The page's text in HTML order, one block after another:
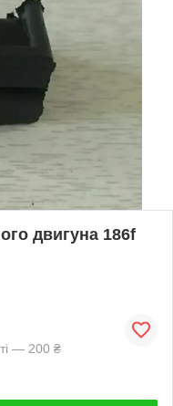
двигуна 186f
— 200 ₴